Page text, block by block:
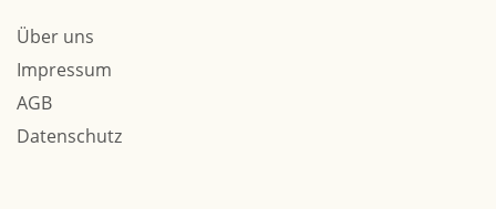
Über uns
Impressum
AGB
Datenschutz